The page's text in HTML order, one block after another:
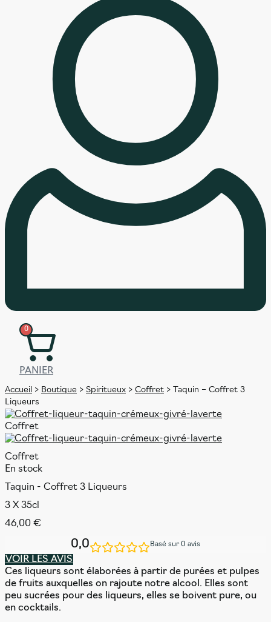
0
PANIER
Accueil > Boutique > Spiritueux > Coffret >
Taquin – Coffret 3
Liqueurs
Coffret
Coffret
En stock
Taquin - Coffret 3 Liqueurs
3 X 35cl
46,00 €
0,0 Basé sur 0 avis
VOIR LES AVIS
Ces liqueurs sont élaborées à partir de purées et pulpes
de fruits auxquelles on rajoute notre alcool. Elles sont
peu sucrées pour des liqueurs, elles se boivent pure, ou
en cocktails.